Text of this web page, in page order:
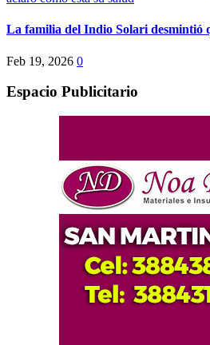
La familia del Indio Solari desmintió
Feb 19, 2026 0
Espacio Publicitario